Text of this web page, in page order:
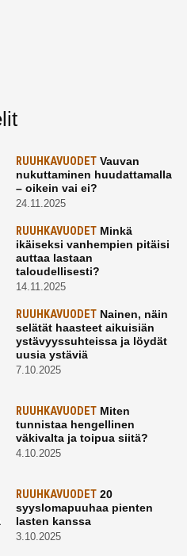
RUUHKAVUODETVauvan
nukuttaminen huudattamalla
– oikein vai ei?
24.11.2025
RUUHKAVUODETMinkä
ikäiseksi vanhempien pitäisi
auttaa lastaan
taloudellisesti?
14.11.2025
RUUHKAVUODETNainen, näin
selätät haasteet aikuisiän
ystävyyssuhteissa ja löydät
uusia ystäviä
7.10.2025
RUUHKAVUODETMiten
tunnistaa hengellinen
väkivalta ja toipua siitä?
4.10.2025
RUUHKAVUODET20
syyslomapuuhaa pienten
lasten kanssa
3.10.2025